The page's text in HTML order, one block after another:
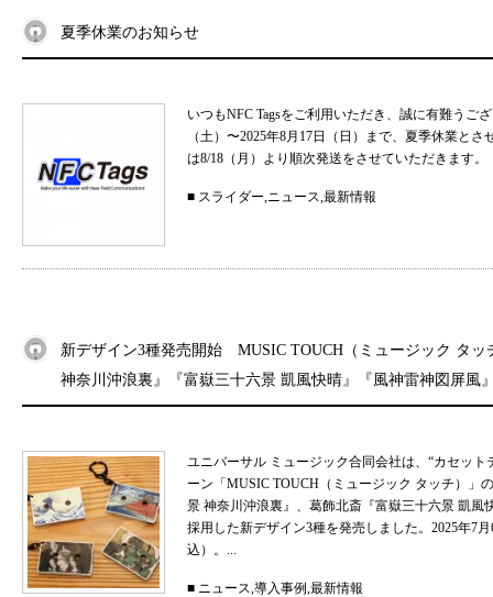
夏季休業のお知らせ
いつもNFC Tagsをご利用いただき、誠に有難う
（土）〜2025年8月17日（日）まで、夏季休業と
は8/18（月）より順次発送をさせていただきま
■ スライダー,ニュース,最新情報
新デザイン3種発売開始 MUSIC TOUCH（ミュージック タッ
神奈川沖浪裏』『富嶽三十六景 凱風快晴』『風神雷神図屏風
ユニバーサル ミュージック合同会社は、“カセッ
ーン「MUSIC TOUCH（ミュージック タッチ）」
景 神奈川沖浪裏』、葛飾北斎『富嶽三十六景 凱
採用した新デザイン3種を発売しました。2025年7
込）。...
■ ニュース,導入事例,最新情報